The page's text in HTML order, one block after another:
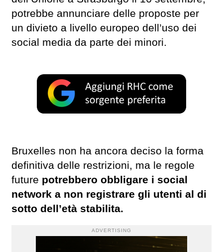
potrebbe annunciare delle proposte per
un divieto a livello europeo dell’uso dei
social media da parte dei minori.
Bruxelles non ha ancora deciso la forma
definitiva delle restrizioni, ma le regole
future potrebbero obbligare i social
network a non registrare gli utenti al di
sotto dell’età stabilita.
ADVERTISING